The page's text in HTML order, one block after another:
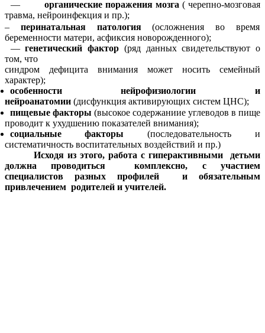
— органические поражения мозга ( черепно-мозговая
травма, нейроинфекция и пр.);
– перинатальная патология(осложнения во время
беременности матери, асфиксия новорожденного);
—генетический фактор (ряд данных свидетельствуют о
том, что
синдром дефицита внимания может носить семейный
характер);
особенности нейрофизиологии и
нейроанатомии (дисфункция активирующих систем ЦНС);
пищевые факторы (высокое содержаниие углеводов в пище
проводит к ухудшению показателей внимания);
социальные факторы (последовательность и
систематичность воспитательных воздействий и пр.)
Исходя из этого, работа с гиперактивными детьми
должна проводиться комплексно, с участием
специалистов разных профилей и обязательным
привлечением родителей и учителей.